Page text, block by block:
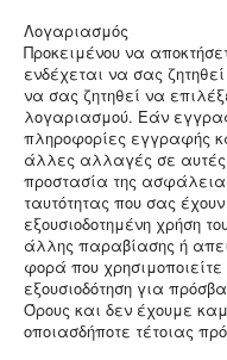
Λογαριασμός
Προκειμένου να
ενδέχεται να σας
να σας ζητηθεί να
λογαριασμού. Εάν
πληροφορίες εγγραφής
άλλες αλλαγές σε αυτές
προστασία της
ταυτότητας που σας
εξουσιοδοτημένη χρήση
άλλης παραβίασης ή
φορά που
εξουσιοδότηση για
Όρους και δεν έχουμε
οποιασδήποτε τέτοιας